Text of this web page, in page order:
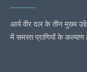
आर्य वीर दल के तीन मुख्य
में समस्त प्राणियों के कल्याण